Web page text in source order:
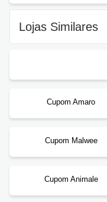
Lojas Similares
Cupom Amaro
Cupom Malwee
Cupom Animale